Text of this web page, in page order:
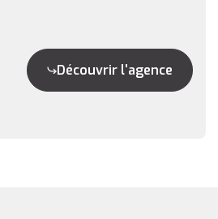
Découvrir l'agence